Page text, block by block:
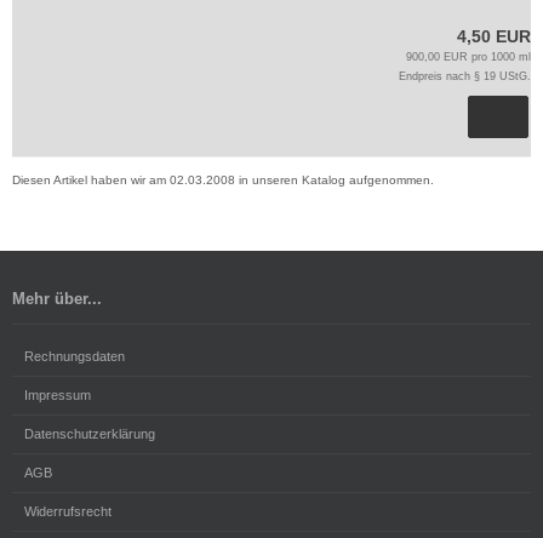
4,50 EUR
900,00 EUR pro 1000 ml
Endpreis nach § 19 UStG.
Diesen Artikel haben wir am 02.03.2008 in unseren Katalog aufgenommen.
Mehr über...
Rechnungsdaten
Impressum
Datenschutzerklärung
AGB
Widerrufsrecht